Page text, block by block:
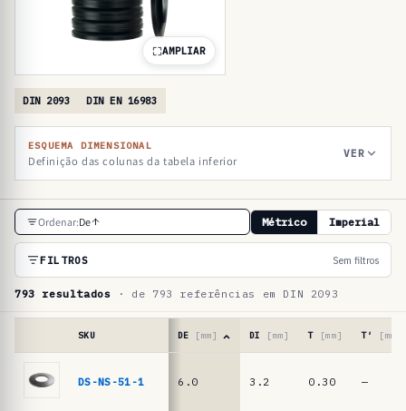
AMPLIAR
DIN 2093 DIN EN 16983
ESQUEMA DIMENSIONAL
Definição das colunas da tabela inferior
VER
T
a
e
l
Ordenar:De Métrico Imperial
FILTROS Sem filtros
793 resultados · de 793 referências em DIN 2093
SKU DE [mm] DI [mm] T [mm] T′ [mm]
DS-NS-51-1 6.0 3.2 0.30 —